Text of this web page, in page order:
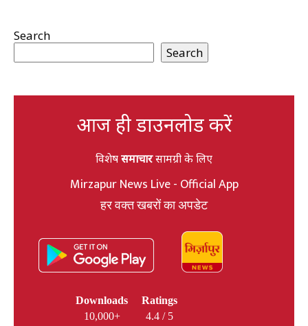
Search
Search
आज ही डाउनलोड करें
विशेषसमाचारसामग्री के लिए
Mirzapur News Live - Official App
हर वक्त खबरों का अपडेट
Downloads
10,000+
Ratings
4.4 / 5